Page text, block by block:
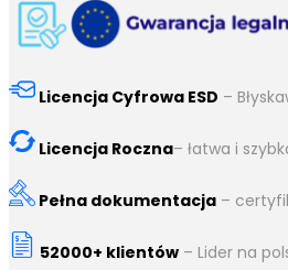
Licencja Cyfrowa ESD –
Licencja Roczna– łatwa i
Pełna dokumentacja –
52000+ klientów – Lider na